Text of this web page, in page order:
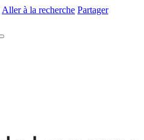
Aller à la recherche Partager